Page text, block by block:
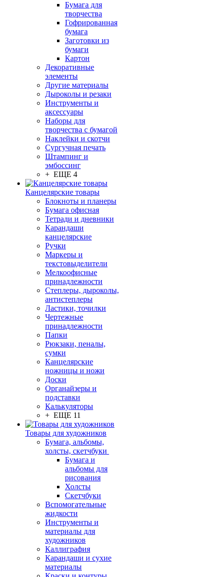
Бумага для
творчества
Гофрированная
бумага
Заготовки из
бумаги
Картон
Декоративные
элементы
Другие материалы
Дыроколы и резаки
Инструменты и
аксессуары
Наборы для
творчества с бумагой
Наклейки и скотчи
Сургучная печать
Штампинг и
эмбоссинг
+ ЕЩЕ 4
Канцелярские товары
Блокноты и планеры
Бумага офисная
Тетради и дневники
Карандаши
канцелярские
Ручки
Маркеры и
текстовыделители
Мелкоофисные
принадлежности
Степлеры, дыроколы,
антистеплеры
Ластики, точилки
Чертежные
принадлежности
Папки
Рюкзаки, пеналы,
сумки
Канцелярские
ножницы и ножи
Доски
Органайзеры и
подставки
Калькуляторы
+ ЕЩЕ 11
Товары для художников
Бумага, альбомы,
холсты, скетчбуки
Бумага и
альбомы для
рисования
Холсты
Скетчбуки
Вспомогательные
жидкости
Инструменты и
материалы для
художников
Каллиграфия
Карандаши и сухие
материалы